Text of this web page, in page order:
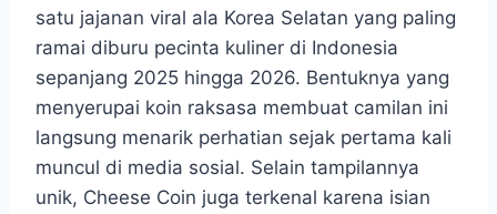
satu jajanan viral ala Korea Selatan yang paling
ramai diburu pecinta kuliner di Indonesia
sepanjang 2025 hingga 2026. Bentuknya yang
menyerupai koin raksasa membuat camilan ini
langsung menarik perhatian sejak pertama kali
muncul di media sosial. Selain tampilannya
unik, Cheese Coin juga terkenal karena isian